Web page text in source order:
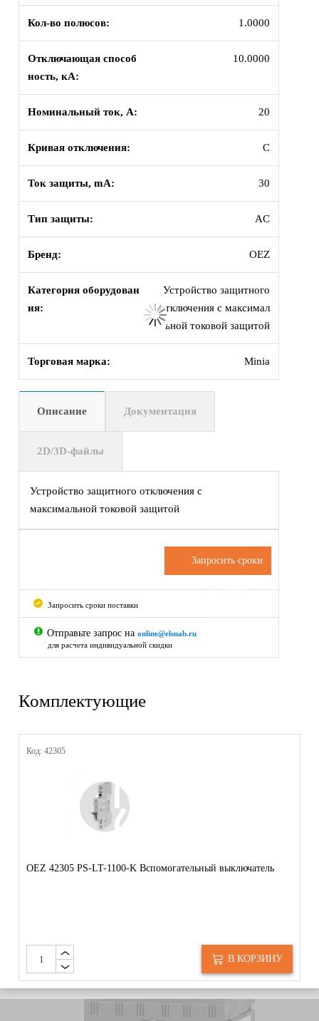
Кол-во полюсов: 1.0000
Отключающая способ
ность, кА:
10.0000
Номинальный ток, А: 20
Кривая отключения: C
Ток защиты, mA: 30
Тип защиты: AC
Бренд: OEZ
Категория оборудован
ия:
Устройство защитного
отключения с максимал
ьной токовой защитой
Торговая марка: Minia
Описание Документация
2D/3D-файлы
Устройство защитного отключения с
максимальной токовой защитой
Запросить сроки
поставки
Запросить сроки поставки
Отправьте запрос на online@elsnab.ru
для расчета индивидуальной скидки
Комплектующие
Код: 42305
OEZ 42305 PS-LT-1100-K Вспомогательный выключатель
В КОРЗИНУ